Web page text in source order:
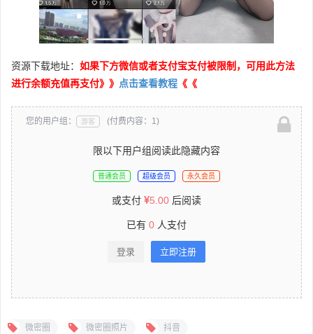
资源下载地址： 如果下方微信或者支付宝支付被限制，可用此方法
进行余额充值再支付》》 点击查看教程 《《
您的用户组： 游客 (付费内容：1)
限以下用户组阅读此隐藏内容
普通会员 超级会员 永久会员
或支付 5.00 后阅读
已有 0 人支付
登录 立即注册
微密圈 微密圈照片 抖音